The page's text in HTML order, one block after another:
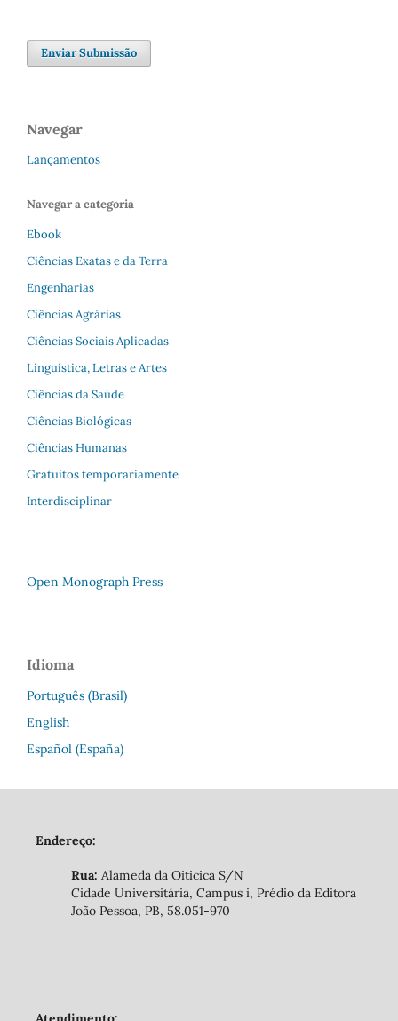
Enviar Submissão
Navegar
Lançamentos
Navegar a categoria
Ebook
Ciências Exatas e da Terra
Engenharias
Ciências Agrárias
Ciências Sociais Aplicadas
Linguística, Letras e Artes
Ciências da Saúde
Ciências Biológicas
Ciências Humanas
Gratuitos temporariamente
Interdisciplinar
Open Monograph Press
Idioma
Português (Brasil)
English
Español (España)
Endereço:
Rua: Alameda da Oiticica S/N
Cidade Universitária, Campus i, Prédio da Editora
João Pessoa, PB, 58.051-970